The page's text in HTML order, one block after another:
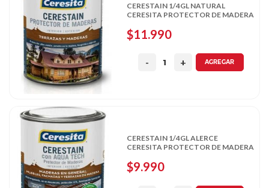
CERESTAIN 1/4GL NATURAL
CERESITA PROTECTOR DE MADERA
$11.990
AGREGAR
CERESTAIN 1/4GL ALERCE
CERESITA PROTECTOR DE MADERA
$9.990